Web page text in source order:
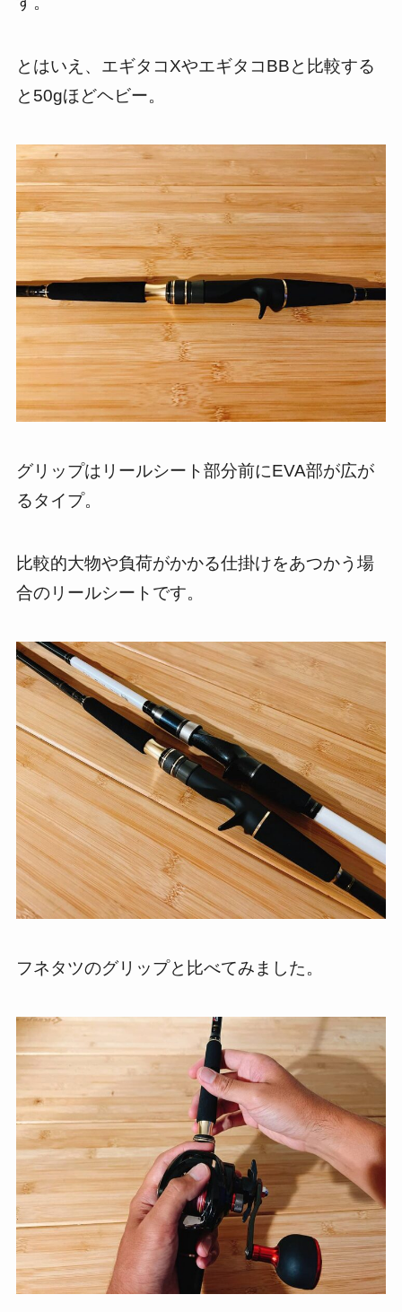
とはいえ、エギタコXやエギタコBBと比較する
と50gほどヘビー。
グリップはリールシート部分前にEVA部が広が
るタイプ。
比較的大物や負荷がかかる仕掛けをあつかう場
合のリールシートです。
フネタツのグリップと比べてみました。